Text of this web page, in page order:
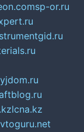
sp-or.ru
lcna.kz